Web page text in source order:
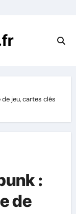
jeu, cartes clés
:
de